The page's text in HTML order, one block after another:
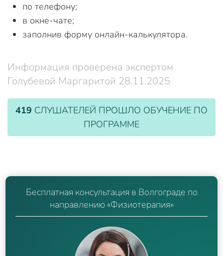
по телефону;
в окне-чате;
заполнив форму онлайн-калькулятора.
Информация проверена экспертом
Голубевой Маргаритой 28.11.2025
419 СЛУШАТЕЛЕЙ ПРОШЛО ОБУЧЕНИЕ ПО
ПРОГРАММЕ
Бесплатная консультация в Волгограде по
направлению «Физиотерапия»